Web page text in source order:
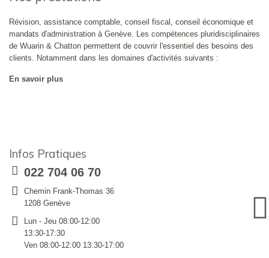
Révision, assistance comptable, conseil fiscal, conseil économique et
mandats d'administration à Genève. Les compétences pluridisciplinaires
de Wuarin & Chatton permettent de couvrir l'essentiel des besoins des
clients. Notamment dans les domaines d'activités suivants :
En savoir plus
Infos Pratiques
022 704 06 70
Chemin Frank-Thomas 36
1208 Genève
Lun - Jeu 08:00-12:00
13:30-17:30
Ven 08:00-12:00 13:30-17:00